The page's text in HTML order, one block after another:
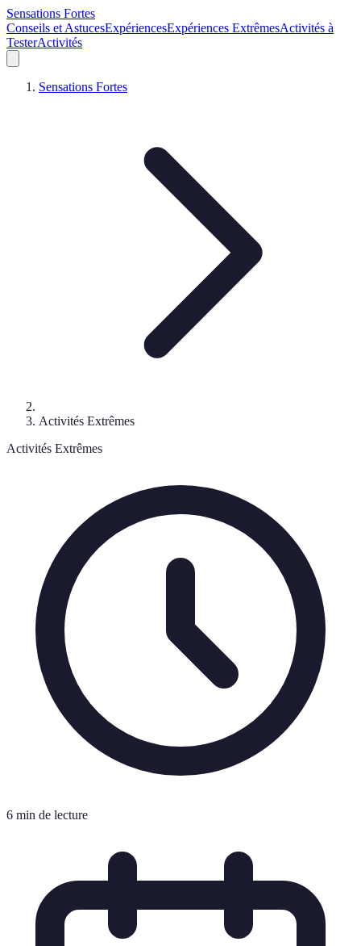
Sensations Fortes
Conseils et AstucesExpériencesExpériences ExtrêmesActivités à
TesterActivités
Sensations Fortes
Activités Extrêmes
Activités Extrêmes
6 min de lecture